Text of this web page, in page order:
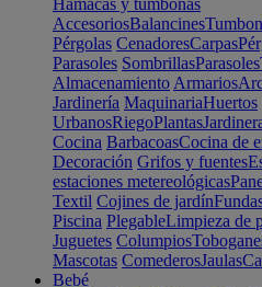
Hamacas y tumbonas
AccesoriosBalancines
Pérgolas CenadoresCarpas
Parasoles SombrillasParasoles
Almacenamiento Armarios
Jardinería MaquinariaHuertos
UrbanosRiegoPlantas
Cocina BarbacoasCocina de
Decoración Grifos y fuentes
estaciones metereológicas
Textil Cojines de jardín
Piscina PlegableLimpieza de
Juguetes Columpios
Mascotas ComederosJaulas
Bebé